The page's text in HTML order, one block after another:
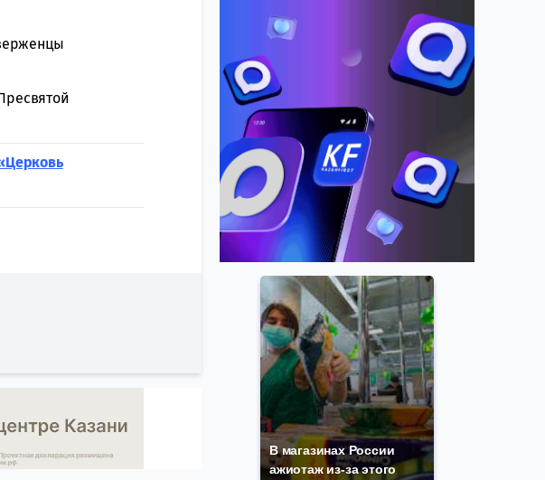
В магазинах России
ажиотаж из-за этого